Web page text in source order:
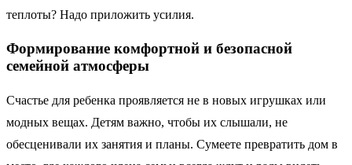
теплоты? Надо приложить усилия.
Формирование комфортной и безопасной
семейной атмосферы
Счастье для ребенка проявляется не в новых игрушках или
модных вещах. Детям важно, чтобы их слышали, не
обесценивали их занятия и планы. Сумеете превратить дом в